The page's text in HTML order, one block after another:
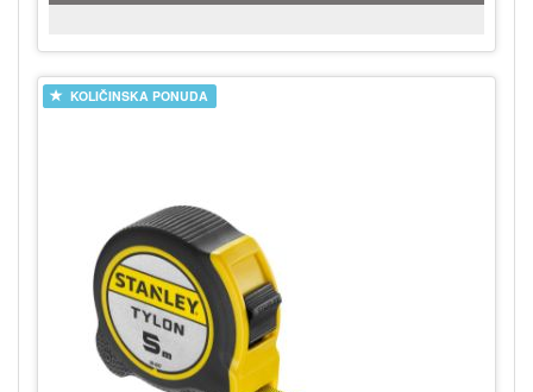
KOLIČINSKA PONUDA